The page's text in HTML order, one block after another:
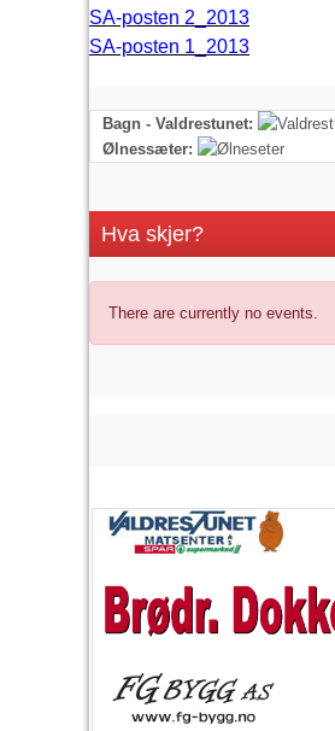
SA-posten 2_2013
SA-posten 1_2013
Bagn - Valdrestunet:
Ølnessæter:
Hva skjer?
There are currently no events.